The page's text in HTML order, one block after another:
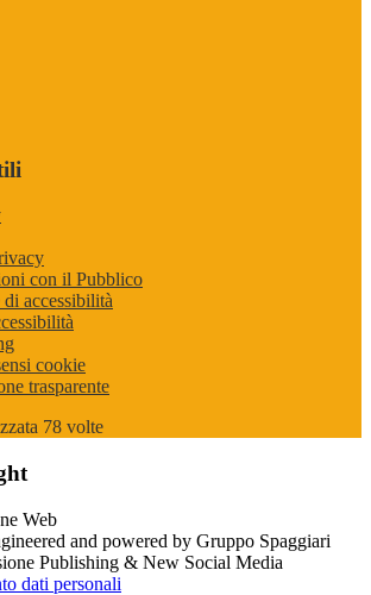
con il Pubblico
accessibilità
cookie
trasparente
78 volte
and powered by Gruppo Spaggiari
Publishing & New Social Media
dati personali